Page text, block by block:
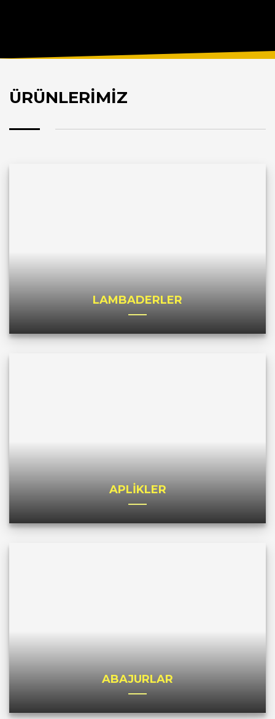
ÜRÜNLERİMİZ
LAMBADERLER
APLİKLER
ABAJURLAR